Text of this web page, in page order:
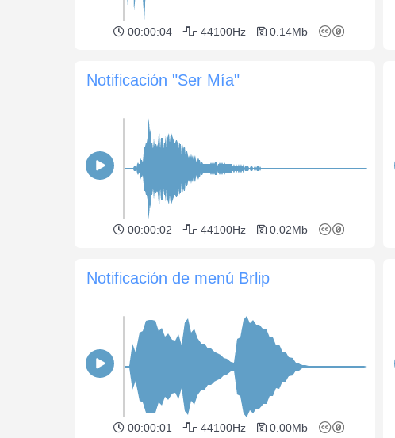
00:00:04 44100Hz 0.14Mb
Notificación "Ser Mía"
00:00:02 44100Hz 0.02Mb
Notificación de menú Brlip
00:00:01 44100Hz 0.00Mb